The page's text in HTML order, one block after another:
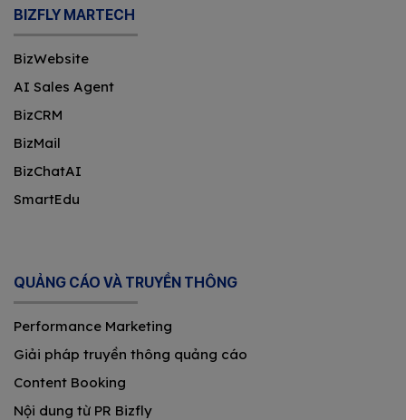
BIZFLY MARTECH
BizWebsite
AI Sales Agent
BizCRM
BizMail
BizChatAI
SmartEdu
QUẢNG CÁO VÀ TRUYỀN THÔNG
Performance Marketing
Giải pháp truyền thông quảng cáo
Content Booking
Nội dung từ PR Bizfly